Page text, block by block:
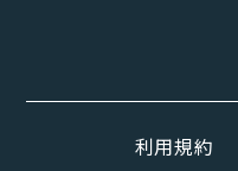
利用規約